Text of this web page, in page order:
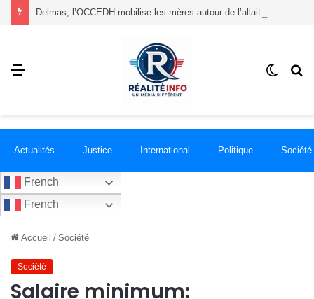
Menu
Switch
Actualités Justice International Politique Société
French
French
Accueil / Société
Société
Salaire minimum: